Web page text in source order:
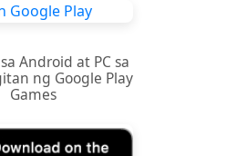
Android at PC sa
ng Google Play
Games